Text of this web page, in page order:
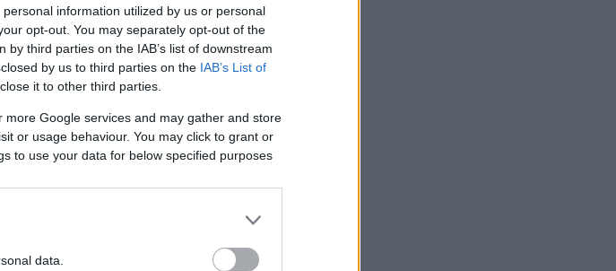
information utilized by us or personal
opt-out. You may separately opt-out of the
third parties on the IAB’s list of downstream
by us to third parties on the IAB’s List of
it to other third parties.
Google services and may gather and store
or usage behaviour. You may click to grant or
to use your data for below specified purposes
data.